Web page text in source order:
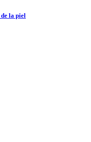
la piel